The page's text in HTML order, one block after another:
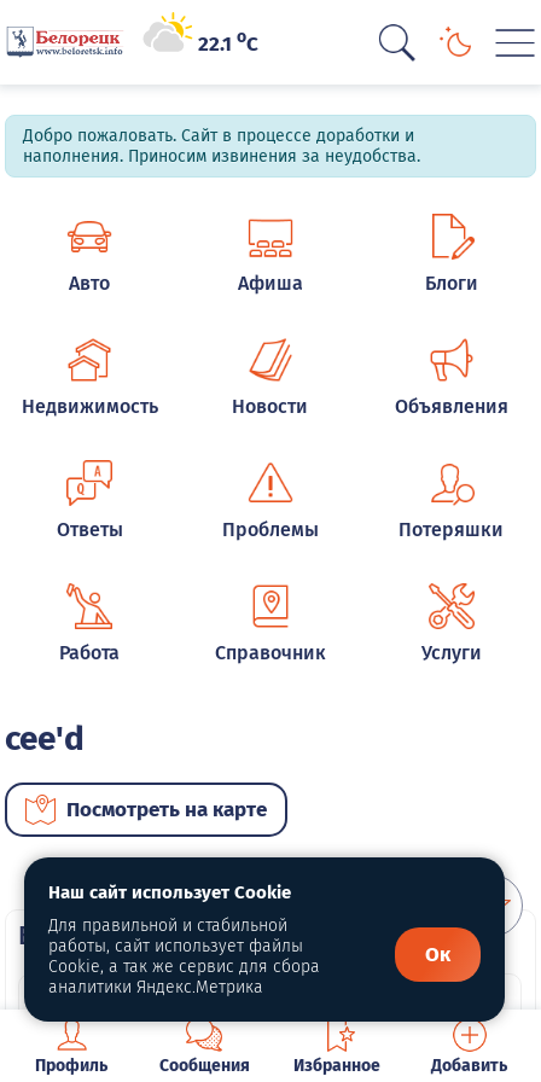
22.1oC
Добро пожаловать. Сайт в процессе доработки и
наполнения. Приносим извинения за неудобства.
Авто Афиша Блоги
Недвижимость Новости Объявления
Ответы Проблемы Потеряшки
Работа Справочник Услуги
cee'd
Посмотреть на карте
ВИП автомобили
Профиль Сообщения Избранное Добавить
Наш сайт использует Cookie
Для правильной и стабильной
работы, сайт использует файлы
Cookie, а так же сервис для сбора
аналитики Яндекс.Метрика
Ок